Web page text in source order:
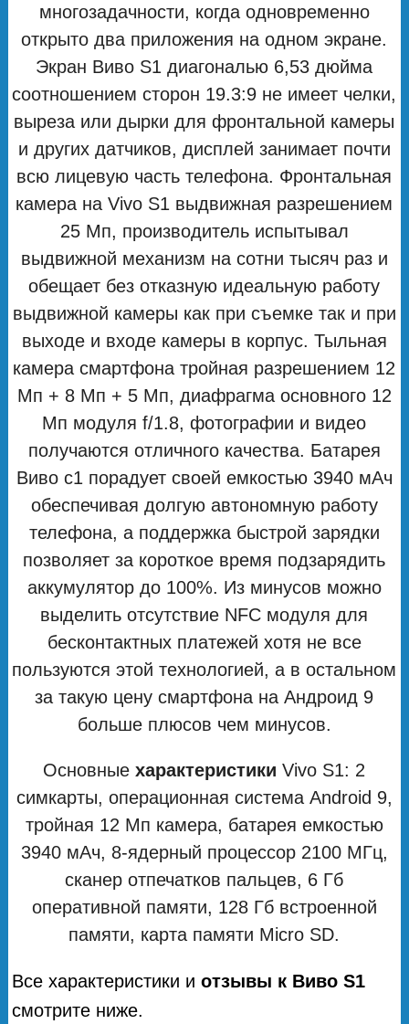
многозадачности, когда одновременно
открыто два приложения на одном экране.
Экран Виво S1 диагональю 6,53 дюйма
соотношением сторон 19.3:9 не имеет челки,
выреза или дырки для фронтальной камеры
и других датчиков, дисплей занимает почти
всю лицевую часть телефона. Фронтальная
камера на Vivo S1 выдвижная разрешением
25 Мп, производитель испытывал
выдвижной механизм на сотни тысяч раз и
обещает без отказную идеальную работу
выдвижной камеры как при съемке так и при
выходе и входе камеры в корпус. Тыльная
камера смартфона тройная разрешением 12
Мп + 8 Мп + 5 Мп, диафрагма основного 12
Мп модуля f/1.8, фотографии и видео
получаются отличного качества. Батарея
Виво с1 порадует своей емкостью 3940 мАч
обеспечивая долгую автономную работу
телефона, а поддержка быстрой зарядки
позволяет за короткое время подзарядить
аккумулятор до 100%. Из минусов можно
выделить отсутствие NFC модуля для
бесконтактных платежей хотя не все
пользуются этой технологией, а в остальном
за такую цену смартфона на Андроид 9
больше плюсов чем минусов.
Основныехарактеристики Vivo S1: 2
симкарты, операционная система Android 9,
тройная 12 Мп камера, батарея емкостью
3940 мАч, 8-ядерный процессор 2100 МГц,
сканер отпечатков пальцев, 6 Гб
оперативной памяти, 128 Гб встроенной
памяти, карта памяти Micro SD.
Все характеристики иотзывы к Виво S1
смотрите ниже.